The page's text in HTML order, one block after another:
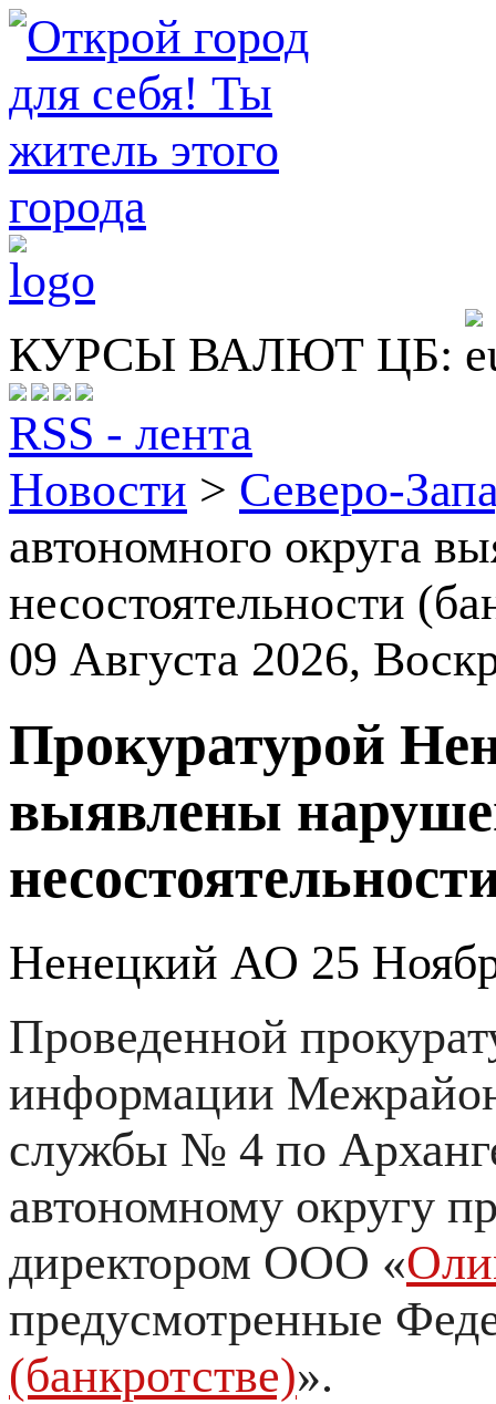
КУРСЫ ВАЛЮТ ЦБ:
RSS - лента
Новости > Северо-
автономного округа
несостоятельности
09 Августа 2026,
Прокуратурой
выявлены
Ненецкий АО 25
Проведенной
информации
службы № 4 по
автономному округу
директором ООО «
предусмотренные
(банкротстве)».